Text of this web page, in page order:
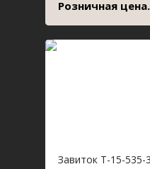
Розничная цена.
Завиток Т-15-535-